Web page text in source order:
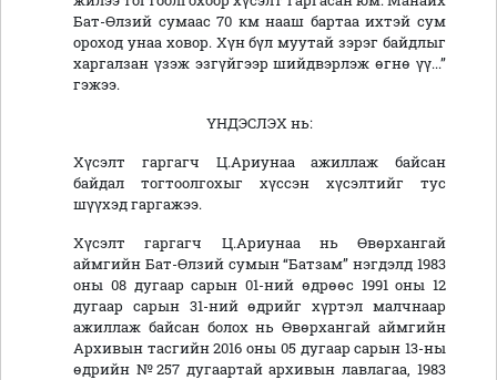
Бат-Өлзий сумаас 70 км нааш бартаа ихтэй сум
ороход унаа ховор. Хүн бүл муутай зэрэг байдлыг
харгалзан үзэж эзгүйгээр шийдвэрлэж өгнө үү...”
гэжээ.
ҮНДЭСЛЭХ нь:
Хүсэлт гаргагч Ц.Ариунаа ажиллаж байсан
байдал тогтоолгохыг хүссэн хүсэлтийг тус
шүүхэд гаргажээ.
Хүсэлт гаргагч Ц.Ариунаа нь Өвөрхангай
аймгийн Бат-Өлзий сумын “Батзам” нэгдэлд 1983
оны 08 дугаар сарын 01-ний өдрөөс 1991 оны 12
дугаар сарын 31-ний өдрийг хүртэл малчнаар
ажиллаж байсан болох нь Өвөрхангай аймгийн
Архивын тасгийн 2016 оны 05 дугаар сарын 13-ны
өдрийн №257 дугаартай архивын лавлагаа, 1983